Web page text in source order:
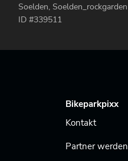
Soelden, Soelden_rockgarden
ID #339511
Bikeparkpixx
Kontakt
Partner werden